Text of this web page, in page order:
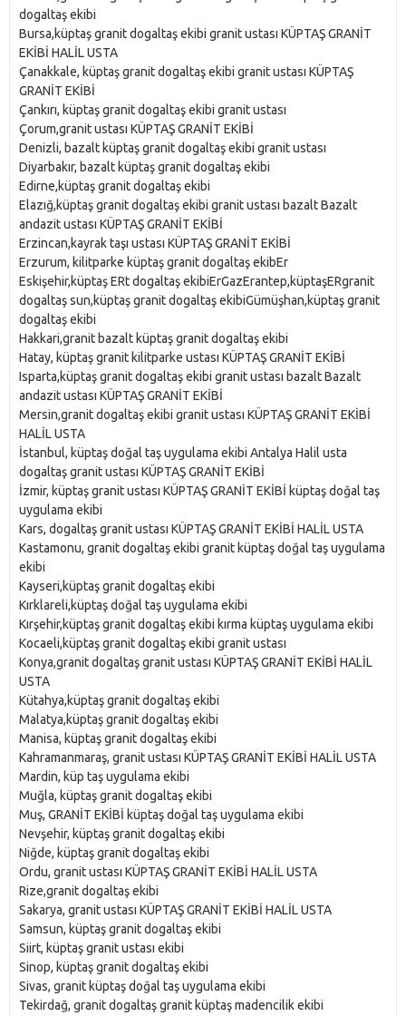
dogaltaş ekibi
Bursa,küptaş granit dogaltaş ekibi granit ustası KÜPTAŞ GRANİT
EKİBİ HALİL USTA
Çanakkale, küptaş granit dogaltaş ekibi granit ustası KÜPTAŞ
GRANİT EKİBİ
Çankırı, küptaş granit dogaltaş ekibi granit ustası
Çorum,granit ustası KÜPTAŞ GRANİT EKİBİ
Denizli, bazalt küptaş granit dogaltaş ekibi granit ustası
Diyarbakır, bazalt küptaş granit dogaltaş ekibi
Edirne,küptaş granit dogaltaş ekibi
Elazığ,küptaş granit dogaltaş ekibi granit ustası bazalt Bazalt
andazit ustası KÜPTAŞ GRANİT EKİBİ
Erzincan,kayrak taşı ustası KÜPTAŞ GRANİT EKİBİ
Erzurum, kilitparke küptaş granit dogaltaş ekibEr
Eskişehir,küptaş ERt dogaltaş ekibiErGazErantep,küptaşERgranit
dogaltaş sun,küptaş granit dogaltaş ekibiGümüşhan,küptaş granit
dogaltaş ekibi
Hakkari,granit bazalt küptaş granit dogaltaş ekibi
Hatay, küptaş granit kilitparke ustası KÜPTAŞ GRANİT EKİBİ
Isparta,küptaş granit dogaltaş ekibi granit ustası bazalt Bazalt
andazit ustası KÜPTAŞ GRANİT EKİBİ
Mersin,granit dogaltaş ekibi granit ustası KÜPTAŞ GRANİT EKİBİ
HALİL USTA
İstanbul, küptaş doğal taş uygulama ekibi Antalya Halil usta
dogaltaş granit ustası KÜPTAŞ GRANİT EKİBİ
İzmir, küptaş granit ustası KÜPTAŞ GRANİT EKİBİ küptaş doğal taş
uygulama ekibi
Kars, dogaltaş granit ustası KÜPTAŞ GRANİT EKİBİ HALİL USTA
Kastamonu, granit dogaltaş ekibi granit küptaş doğal taş uygulama
ekibi
Kayseri,küptaş granit dogaltaş ekibi
Kırklareli,küptaş doğal taş uygulama ekibi
Kırşehir,küptaş granit dogaltaş ekibi kırma küptaş uygulama ekibi
Kocaeli,küptaş granit dogaltaş ekibi granit ustası
Konya,granit dogaltaş granit ustası KÜPTAŞ GRANİT EKİBİ HALİL
USTA
Kütahya,küptaş granit dogaltaş ekibi
Malatya,küptaş granit dogaltaş ekibi
Manisa, küptaş granit dogaltaş ekibi
Kahramanmaraş, granit ustası KÜPTAŞ GRANİT EKİBİ HALİL USTA
Mardin, küp taş uygulama ekibi
Muğla, küptaş granit dogaltaş ekibi
Muş, GRANİT EKİBİ küptaş doğal taş uygulama ekibi
Nevşehir, küptaş granit dogaltaş ekibi
Niğde, küptaş granit dogaltaş ekibi
Ordu, granit ustası KÜPTAŞ GRANİT EKİBİ HALİL USTA
Rize,granit dogaltaş ekibi
Sakarya, granit ustası KÜPTAŞ GRANİT EKİBİ HALİL USTA
Samsun, küptaş granit dogaltaş ekibi
Siirt, küptaş granit ustası ekibi
Sinop, küptaş granit dogaltaş ekibi
Sivas, granit küptaş doğal taş uygulama ekibi
Tekirdağ, granit dogaltaş granit küptaş madencilik ekibi